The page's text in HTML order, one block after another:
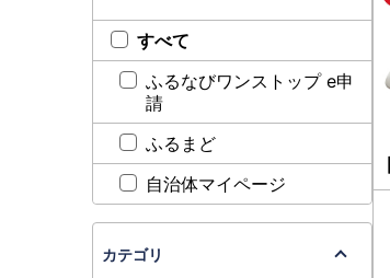
すべて
ふるなびワンストップ e申
請
ふるまど
自治体マイページ
カテゴリ